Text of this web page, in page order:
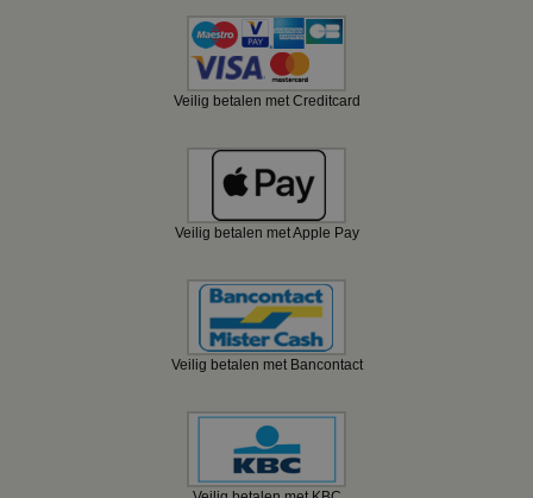
Veilig betalen met Creditcard
Veilig betalen met Apple Pay
Veilig betalen met Bancontact